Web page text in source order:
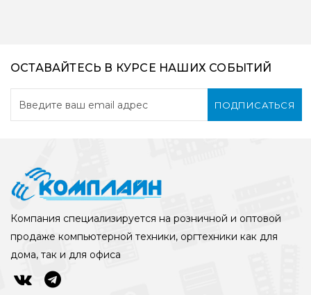
ОСТАВАЙТЕСЬ В КУРСЕ НАШИХ СОБЫТИЙ
ПОДПИСАТЬСЯ
Компания специализируется на розничной и оптовой
продаже компьютерной техники, оргтехники как для
дома, так и для офиса